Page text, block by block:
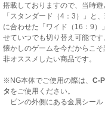
搭載しておりますので、当時
「スタンダード（4：3）」と
に合わせた「ワイド（16：9）
せていつでも切り替え可能で
懐かしのゲームを今だからこ
非オススメしたい商品です。
※NG本体でご使用の際は、 C-
タをご使用ください。
ピンの外側にある金属シー